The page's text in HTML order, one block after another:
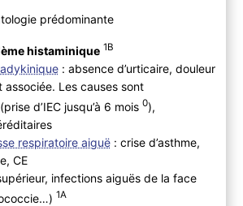
prédominante
histaminique 1B
: absence d’urticaire, douleur
Les causes sont
d’IEC jusqu’à 6 mois 0),
respiratoire aiguë: crise d’asthme,
CE
infections aiguës de la face
1A